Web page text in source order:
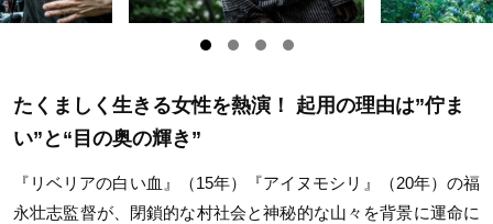
たくましく生きる女性を熱演！ 起用の理由は”佇ま
い”と“目の奥の輝き”
『リベリアの白い血』（15年）『アイヌモシリ』（20年）の福
永壮志監督が、閉鎖的な村社会と神秘的な山々を背景に運命に